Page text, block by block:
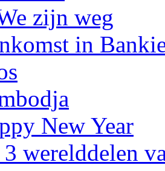
zijn weg
in
New Year
werelddelen